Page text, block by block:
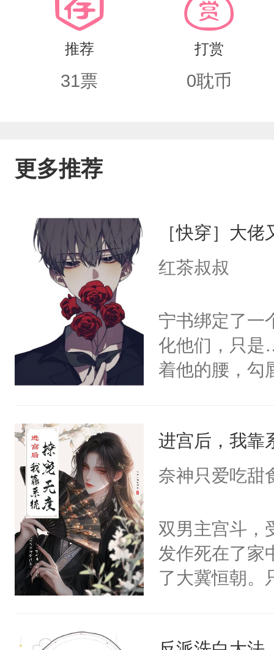
推荐
31票
打赏
0耽币
更多推荐
［快穿］大
红茶叔叔
宁书绑定了一
化他们，只是
着他的腰，勾
来，给老公亲
用力——为你
进宫后，我靠
奈神只爱吃甜
双男主宫斗，
发作死在了家
了大冀恒朝。